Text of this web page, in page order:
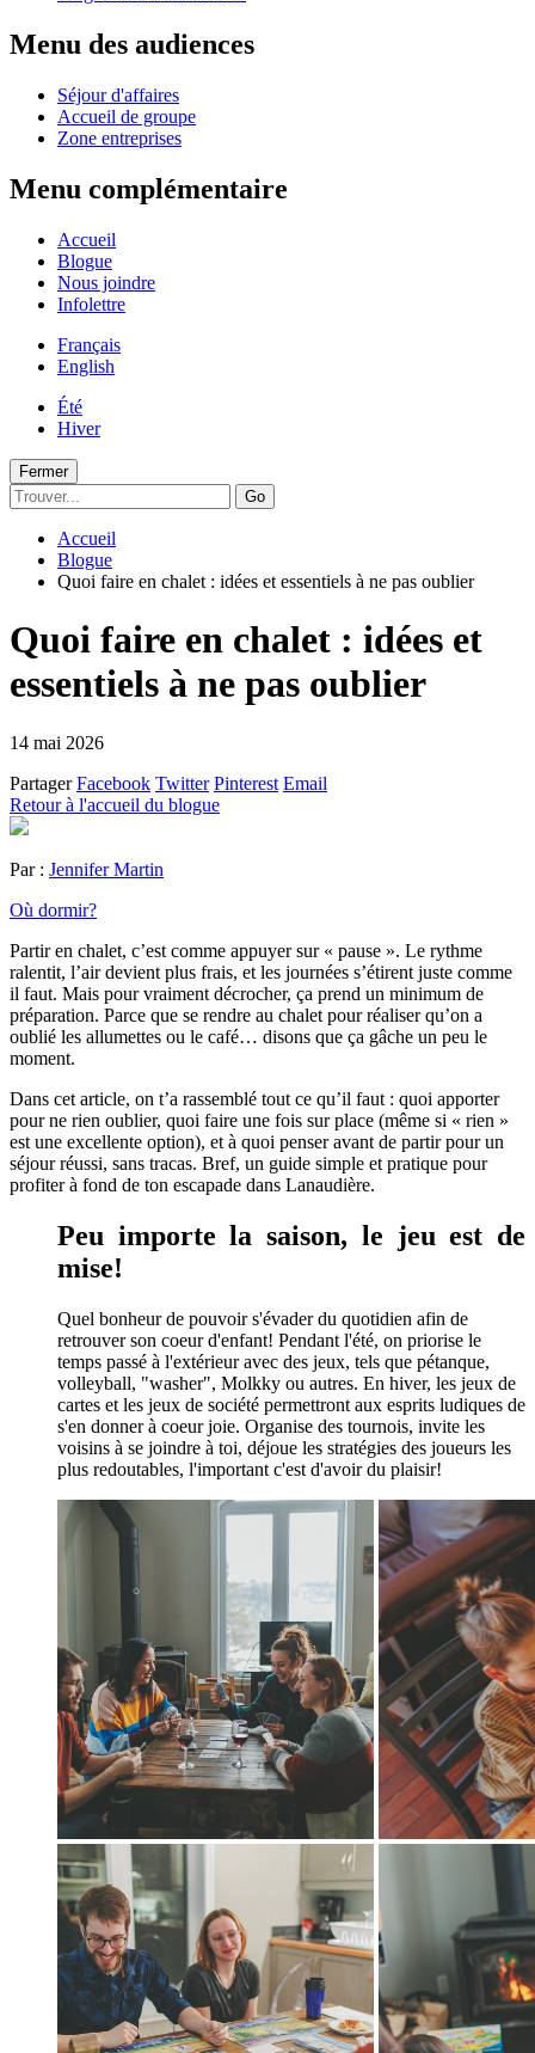
Menu des audiences
Séjour d'affaires
Accueil de groupe
Zone entreprises
Menu complémentaire
Accueil
Blogue
Nous joindre
Infolettre
Français
English
Été
Hiver
Fermer
Go
Accueil
Blogue
Quoi faire en chalet : idées et essentiels à ne pas oublier
Quoi faire en chalet : idées et
essentiels à ne pas oublier
14 mai 2026
Partager Facebook Twitter Pinterest Email
Retour à l'accueil du blogue
Par : Jennifer Martin
Où dormir?
Partir en chalet, c’est comme appuyer sur « pause ». Le rythme
ralentit, l’air devient plus frais, et les journées s’étirent juste comme
il faut. Mais pour vraiment décrocher, ça prend un minimum de
préparation. Parce que se rendre au chalet pour réaliser qu’on a
oublié les allumettes ou le café… disons que ça gâche un peu le
moment.
Dans cet article, on t’a rassemblé tout ce qu’il faut : quoi apporter
pour ne rien oublier, quoi faire une fois sur place (même si « rien »
est une excellente option), et à quoi penser avant de partir pour un
séjour réussi, sans tracas. Bref, un guide simple et pratique pour
profiter à fond de ton escapade dans Lanaudière.
Peu importe la saison, le jeu est de
mise!
Quel bonheur de pouvoir s'évader du quotidien afin de
retrouver son coeur d'enfant! Pendant l'été, on priorise le
temps passé à l'extérieur avec des jeux, tels que pétanque,
volleyball, "washer", Molkky ou autres. En hiver, les jeux de
cartes et les jeux de société permettront aux esprits ludiques de
s'en donner à coeur joie. Organise des tournois, invite les
voisins à se joindre à toi, déjoue les stratégies des joueurs les
plus redoutables, l'important c'est d'avoir du plaisir!